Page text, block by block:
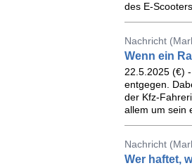
des E-
Nachricht
Wenn ein
22.5.2025 (€)
entgegen.
der Kfz-
allem um sein
Nachricht
Wer haftet,